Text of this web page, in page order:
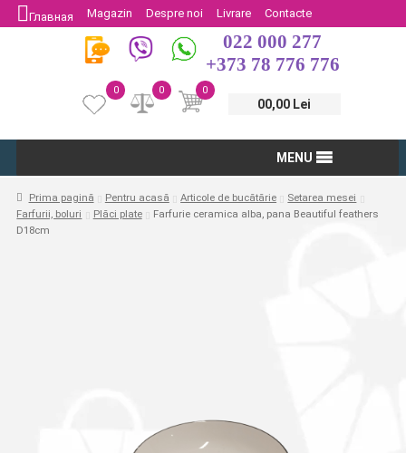
Главная Magazin Despre noi Livrare
Contacte
Protectia Consumatorului
Întoarcere
022 000 277
+373 78 776 776
0
00,00 Lei
0
0
MENU
Prima pagină Pentru acasă Articole de bucătărie
Setarea mesei
Farfurii, boluri
Plăci plate
Farfurie ceramica alba, pana Beautiful feathers
D18cm